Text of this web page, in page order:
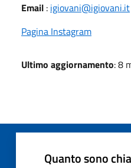
Email : igiovani@igiovani.it
Pagina Instagram
Ultimo aggiornamento: 8
Quanto sono